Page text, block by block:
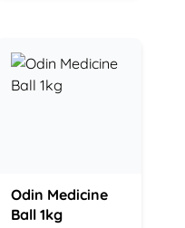
Odin Medicine
Ball 1kg